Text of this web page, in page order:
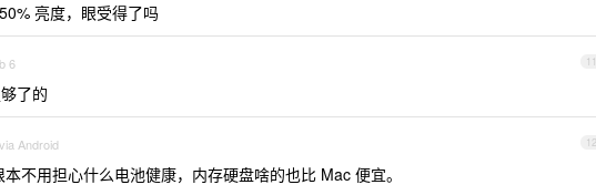
亮度，眼受得了吗
11
6
了的
12
Android
不用担心什么电池健康，内存硬盘啥的也比 Mac 便宜。